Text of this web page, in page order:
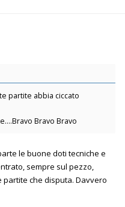
partite abbia ciccato
Bravo Bravo
le buone doti tecniche e
sempre sul pezzo,
partite che disputa. Davvero